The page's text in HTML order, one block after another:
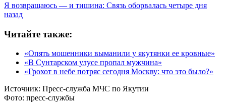
Я возвращаюсь — и тишина: Связь оборвалась четыре дня
назад
Читайте также:
«Опять мошенники выманили у якутянки ее кровные»
«В Сунтарском улусе пропал мужчина»
«Грохот в небе потряс сегодня Москву: что это было?»
Источник: Пресс-служба МЧС по Якутии
Фото: пресс-службы